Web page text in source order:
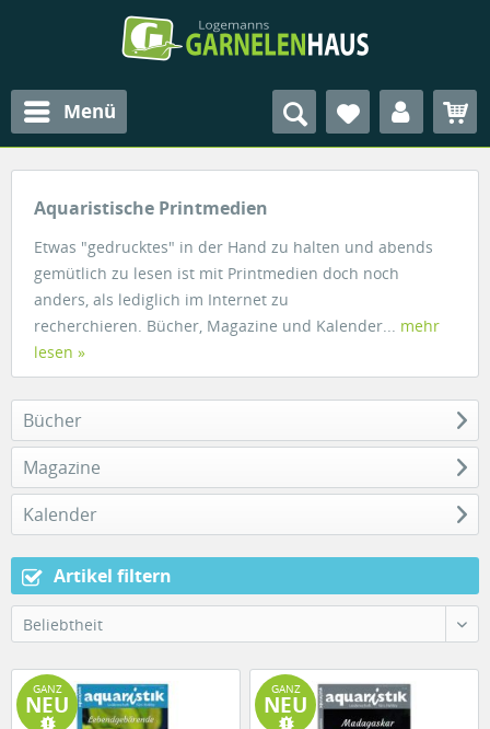
Menü
Aquaristische Printmedien
Etwas "gedrucktes" in der Hand zu halten und abends
gemütlich zu lesen ist mit Printmedien doch noch
anders, als lediglich im Internet zu
recherchieren. Bücher, Magazine und Kalender... mehr
lesen »
Bücher
Magazine
Kalender
Artikel filtern
Beliebtheit
GANZ
NEU
GANZ
NEU